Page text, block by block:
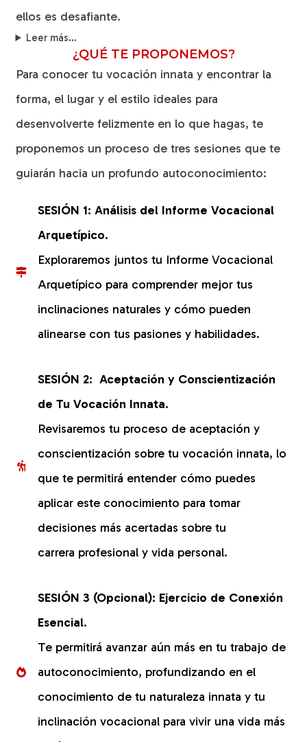
ellos es desafiante.
Leer más…
¿QUÉ TE PROPONEMOS?
Para conocer tu vocación innata y encontrar la
forma, el lugar y el estilo ideales para
desenvolverte felizmente en lo que hagas, te
proponemos un proceso de tres sesiones que te
guiarán hacia un profundo autoconocimiento:
SESIÓN 1: Análisis del Informe Vocacional
Arquetípico.
Exploraremos juntos tu Informe Vocacional
Arquetípico para comprender mejor tus
inclinaciones naturales y cómo pueden
alinearse con tus pasiones y habilidades.
SESIÓN 2: Aceptación y Conscientización
de Tu Vocación Innata.
Revisaremos tu proceso de aceptación y
conscientización sobre tu vocación innata, lo
que te permitirá entender cómo puedes
aplicar este conocimiento para tomar
decisiones más acertadas sobre tu
carrera profesional y vida personal.
SESIÓN 3 (Opcional): Ejercicio de Conexión
Esencial.
Te permitirá avanzar aún más en tu trabajo de
autoconocimiento, profundizando en el
conocimiento de tu naturaleza innata y tu
inclinación vocacional para vivir una vida más